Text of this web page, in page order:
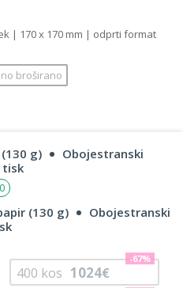
| 170 x 170 mm | odprti format
broširano
g)
Obojestranski
tisk
(130 g)
Obojestranski
400 kos 1024€
-67%